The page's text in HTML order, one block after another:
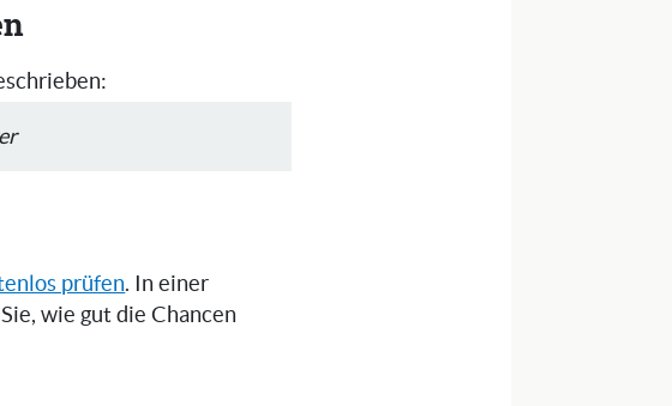
prüfen. In einer
wie gut die Chancen